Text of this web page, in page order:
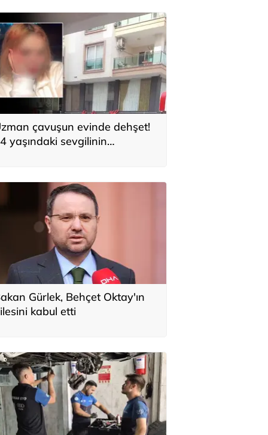
çavuşun evinde dehşet!
yaşındaki sevgilinin
Gürlek, Behçet Oktay'ın
kabul etti